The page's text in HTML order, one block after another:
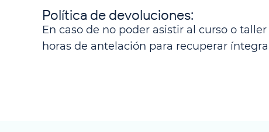
Política de devoluciones:
En caso de no poder asistir al curso o
horas de antelación para recuperar